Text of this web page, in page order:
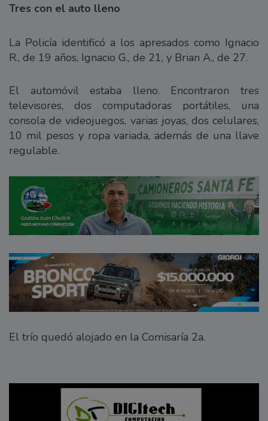
Tres con el auto lleno
La Policía identificó a los apresados como Ignacio
R., de 19 años, Ignacio G., de 21, y Brian A., de 27.
El automóvil estaba lleno. Encontraron tres
televisores, dos computadoras portátiles, una
consola de videojuegos, varias joyas, dos celulares,
10 mil pesos y ropa variada, además de una llave
regulable.
El trío quedó alojado en la Comisaría 2a.